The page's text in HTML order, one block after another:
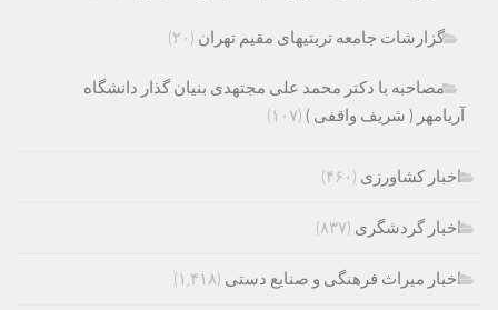
گزارشات جامعه تربتیهای مقیم تهران (۲۰)
مصاحبه با دکتر محمد علی مجتهدی بنیان گذار دانشگاه
آریامهر ( شریف واقفی ) (۱۰۷)
اخبار کشاورزی (۴۶۰)
اخبار گردشگری (۸۳۷)
اخبار میراث فرهنگی و صنایع دستی (۱,۴۱۸)